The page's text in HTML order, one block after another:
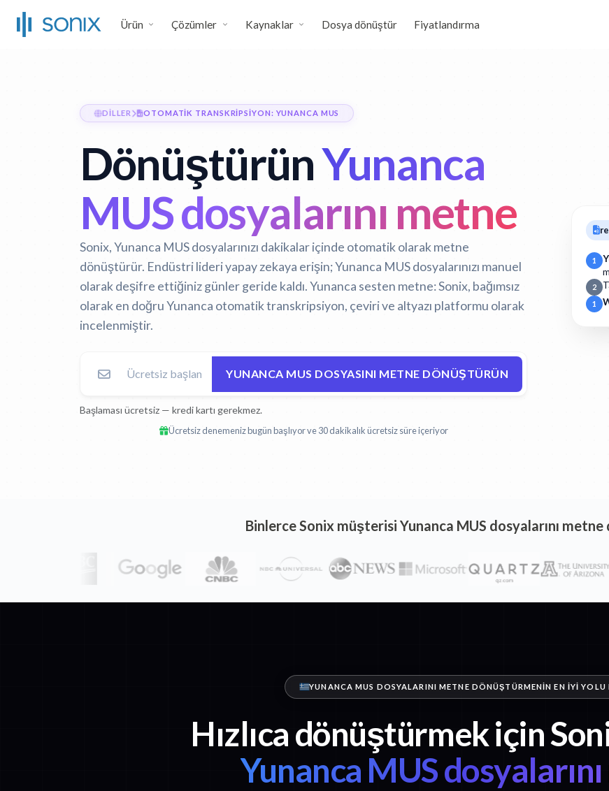
Ürün Çözümler Kaynaklar Dosya dönüştür Fiyatlandırma
DILLER OTOMATIK TRANSKRIPSIYON: YUNANCA MUS
DönüştürünYunanca
MUS dosyalarını metne
Sonix, Yunanca MUS dosyalarınızı dakikalar içinde otomatik olarak metne
dönüştürür. Endüstri lideri yapay zekaya erişin; Yunanca MUS dosyalarınızı manuel
olarak deşifre ettiğiniz günler geride kaldı.Yunanca sesten metne:Sonix, bağımsız
olarak en doğru Yunanca otomatik transkripsiyon, çeviri ve altyazı platformu olarak
incelenmiştir.
YUNANCA MUS DOSYASINI METNE DÖNÜŞTÜRÜN
Başlaması ücretsiz — kredi kartı gerekmez.
Ücretsiz denemeniz bugün başlıyor ve 30 dakikalık ücretsiz süre içeriyor
1
2
1
Binlerce Sonix müşterisi Yunanca MUS dosyalarını
YUNANCA MUS DOSYALARINI METNE DÖNÜŞTÜRMENIN EN IYI YOLU
Hızlıca dönüştürmek için
Yunanca MUS